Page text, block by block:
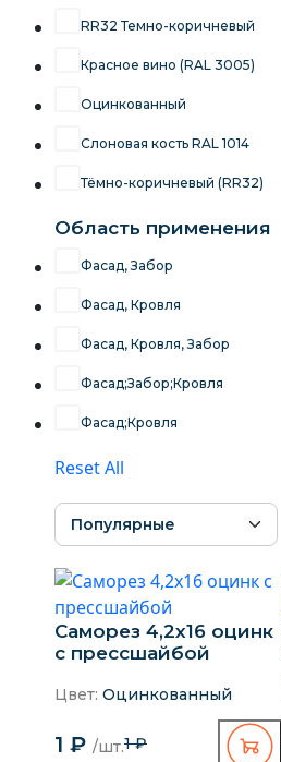
RR32 Темно-коричневый
Красное вино (RAL 3005)
Оцинкованный
Слоновая кость RAL 1014
Тёмно-коричневый (RR32)
Область применения
Фасад, Забор
Фасад, Кровля
Фасад, Кровля, Забор
Фасад;Забор;Кровля
Фасад;Кровля
Reset All
Саморез 4,2х16 оцинк
с прессшайбой
Цвет: Оцинкованный
1 ₽ /шт.1 ₽